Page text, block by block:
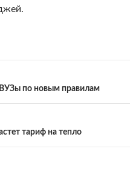
ВУЗы по новым правилам
тариф на тепло